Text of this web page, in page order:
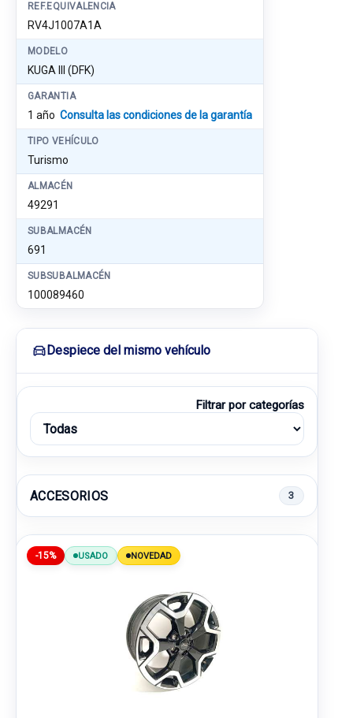
REF.EQUIVALENCIA
RV4J1007A1A
MODELO
KUGA III (DFK)
GARANTIA
1 año Consulta las condiciones de la garantía
TIPO VEHÍCULO
Turismo
ALMACÉN
49291
SUBALMACÉN
691
SUBSUBALMACÉN
100089460
Despiece del mismo vehículo
Filtrar por categorías
ACCESORIOS 3
-15% USADO NOVEDAD